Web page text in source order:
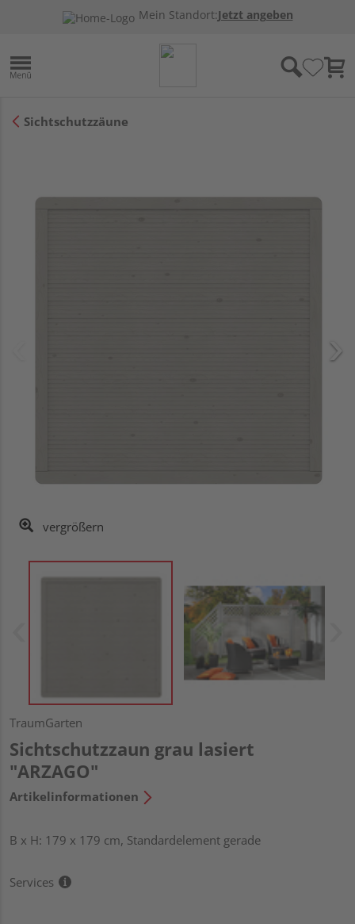
Mein Standort:Jetzt angeben
Sichtschutzzäune
vergrößern
TraumGarten
Sichtschutzzaun grau lasiert
"ARZAGO"
Artikelinformationen
B x H: 179 x 179 cm, Standardelement gerade
Services